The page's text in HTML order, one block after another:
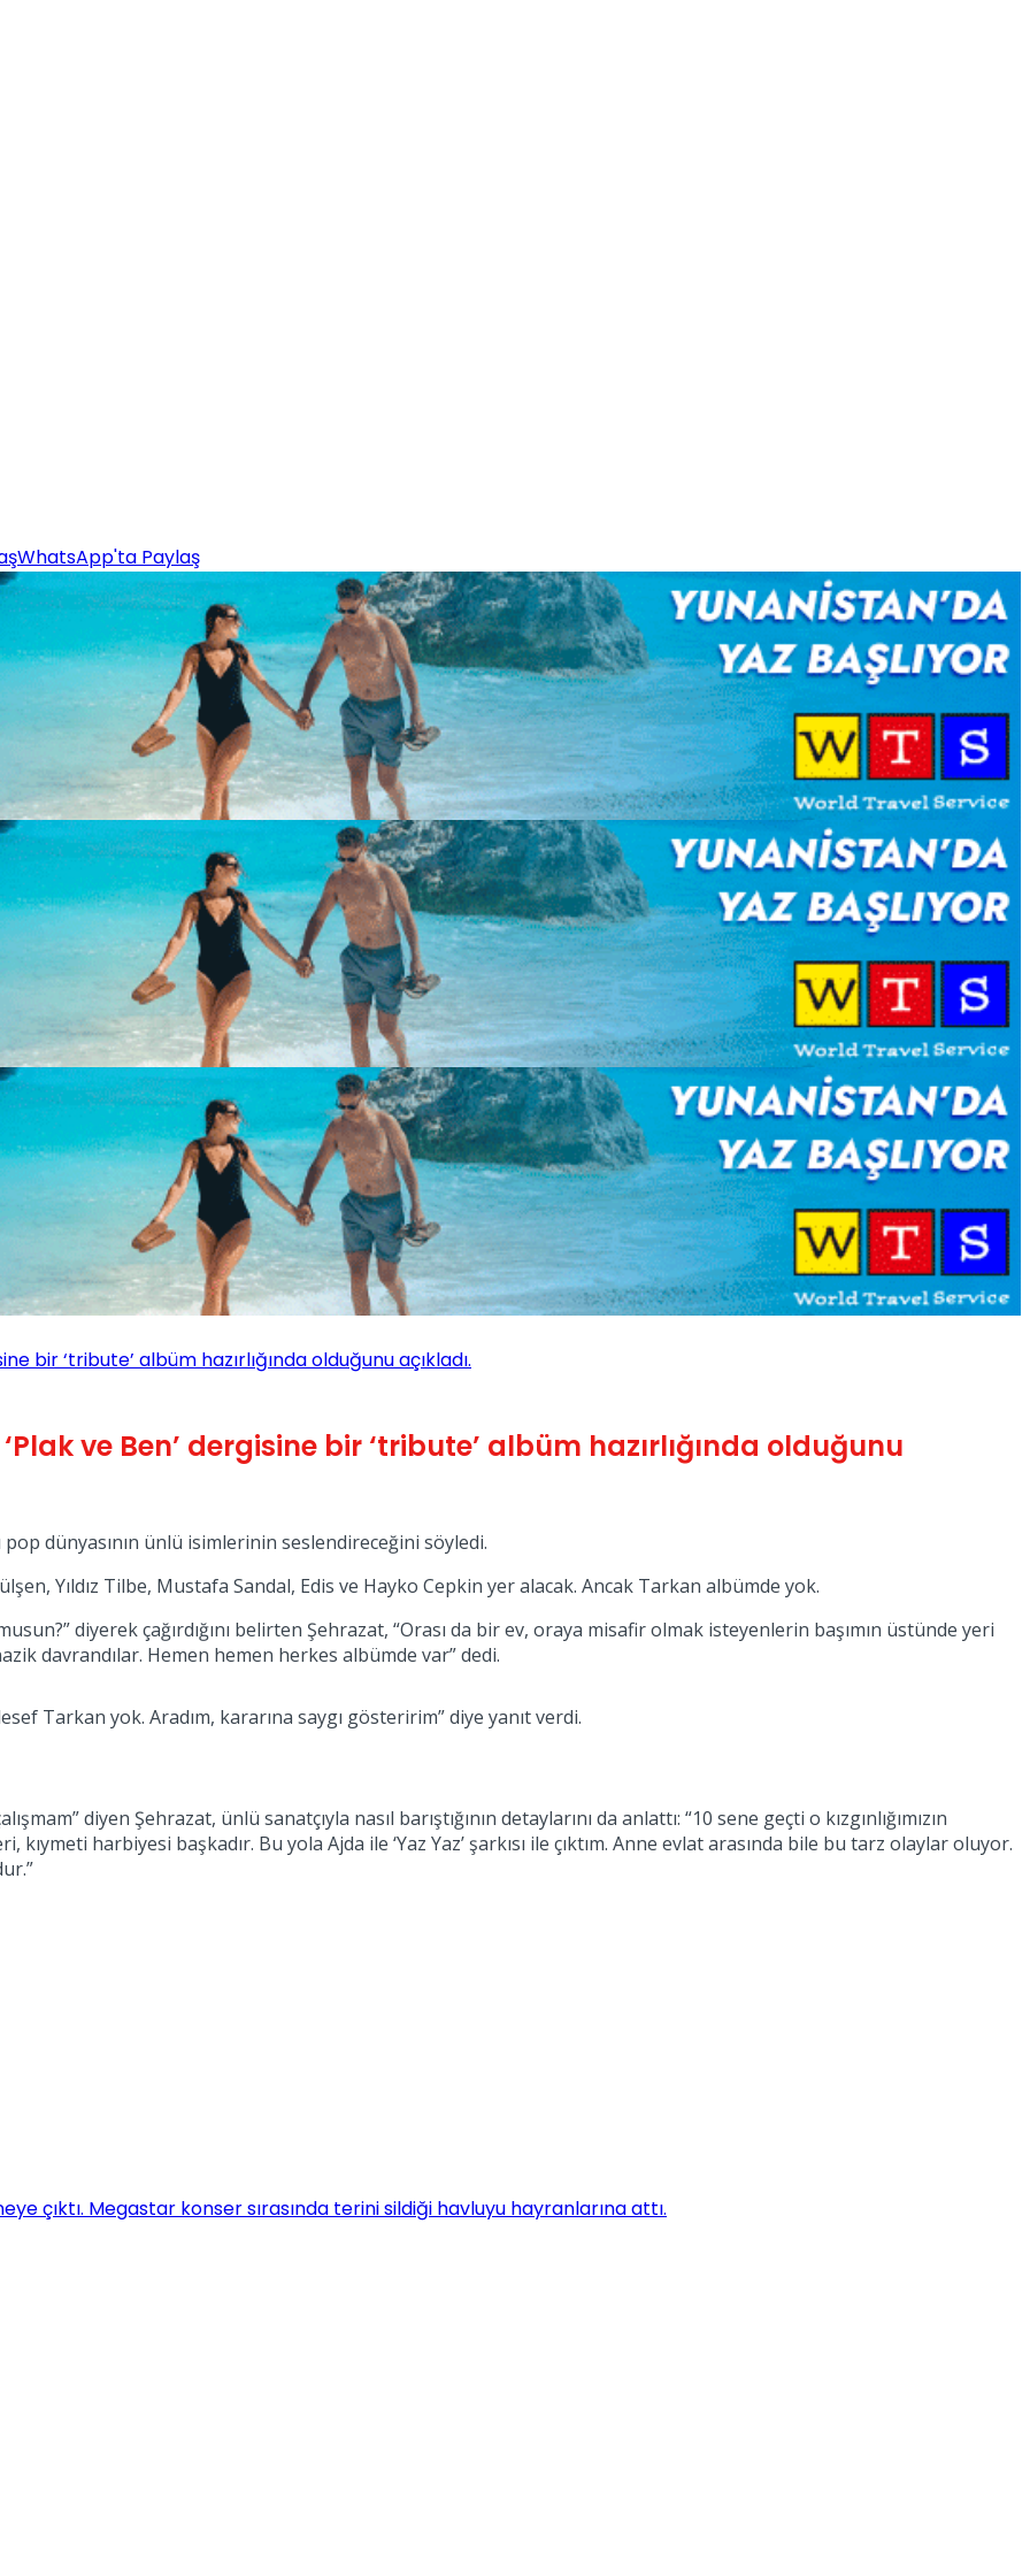
WhatsApp'ta Paylaş
bir ‘tribute’ albüm hazırlığında olduğunu açıkladı.
ve Ben’ dergisine bir ‘tribute’ albüm hazırlığında olduğunu
dünyasının ünlü isimlerinin seslendireceğini söyledi.
Yıldız Tilbe, Mustafa Sandal, Edis ve Hayko Cepkin yer alacak. Ancak Tarkan albümde yok.
diyerek çağırdığını belirten Şehrazat, “Orası da bir ev, oraya misafir olmak isteyenlerin başımın üstünde yeri
davrandılar. Hemen hemen herkes albümde var” dedi.
Tarkan yok. Aradım, kararına saygı gösteririm” diye yanıt verdi.
diyen Şehrazat, ünlü sanatçıyla nasıl barıştığının detaylarını da anlattı: “10 sene geçti o kızgınlığımızın
kıymeti harbiyesi başkadır. Bu yola Ajda ile ‘Yaz Yaz’ şarkısı ile çıktım. Anne evlat arasında bile bu tarz olaylar oluyor.